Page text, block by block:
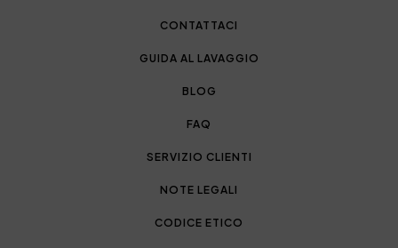
CONTATTACI
GUIDA AL LAVAGGIO
BLOG
FAQ
SERVIZIO CLIENTI
NOTE LEGALI
CODICE ETICO